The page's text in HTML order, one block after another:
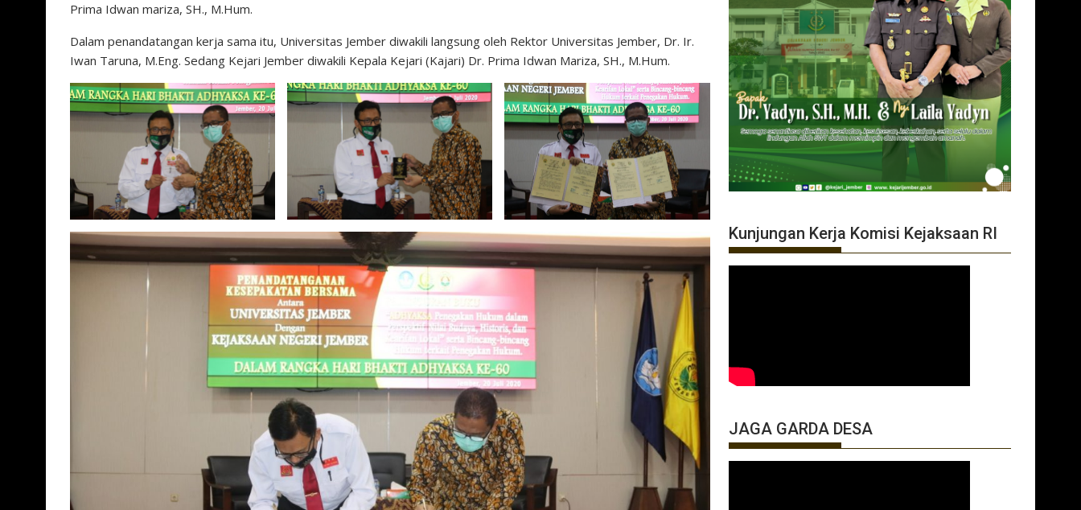
Prima Idwan mariza, SH., M.Hum.
Dalam penandatangan kerja sama itu, Universitas Jember diwakili langsung oleh Rektor Universitas Jember, Dr. Ir.
Iwan Taruna, M.Eng. Sedang Kejari Jember diwakili Kepala Kejari (Kajari) Dr. Prima Idwan Mariza, SH., M.Hum.
Kunjungan Kerja Komisi Kejaksaan RI
JAGA GARDA DESA